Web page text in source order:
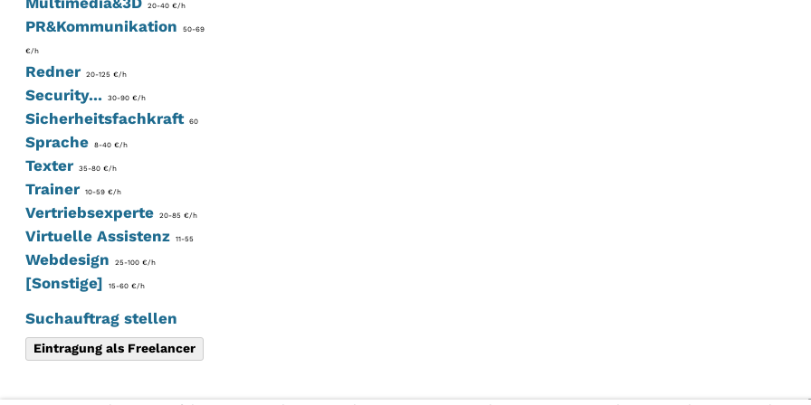
20-40 €/h
PR&Kommunikation 50-69
€/h
Redner 20-125 €/h
Security...30-90 €/h
Sicherheitsfachkraft60
Sprache8-40 €/h
Texter 35-80 €/h
Trainer 10-59 €/h
Vertriebsexperte20-85 €/h
Virtuelle Assistenz11-55
Webdesign 25-100 €/h
[Sonstige] 15-60 €/h
Suchauftrag stellen
Eintragung als Freelancer